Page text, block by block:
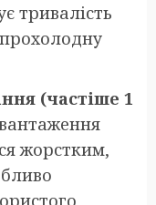
тривалість
(частіше 1
жорстким,